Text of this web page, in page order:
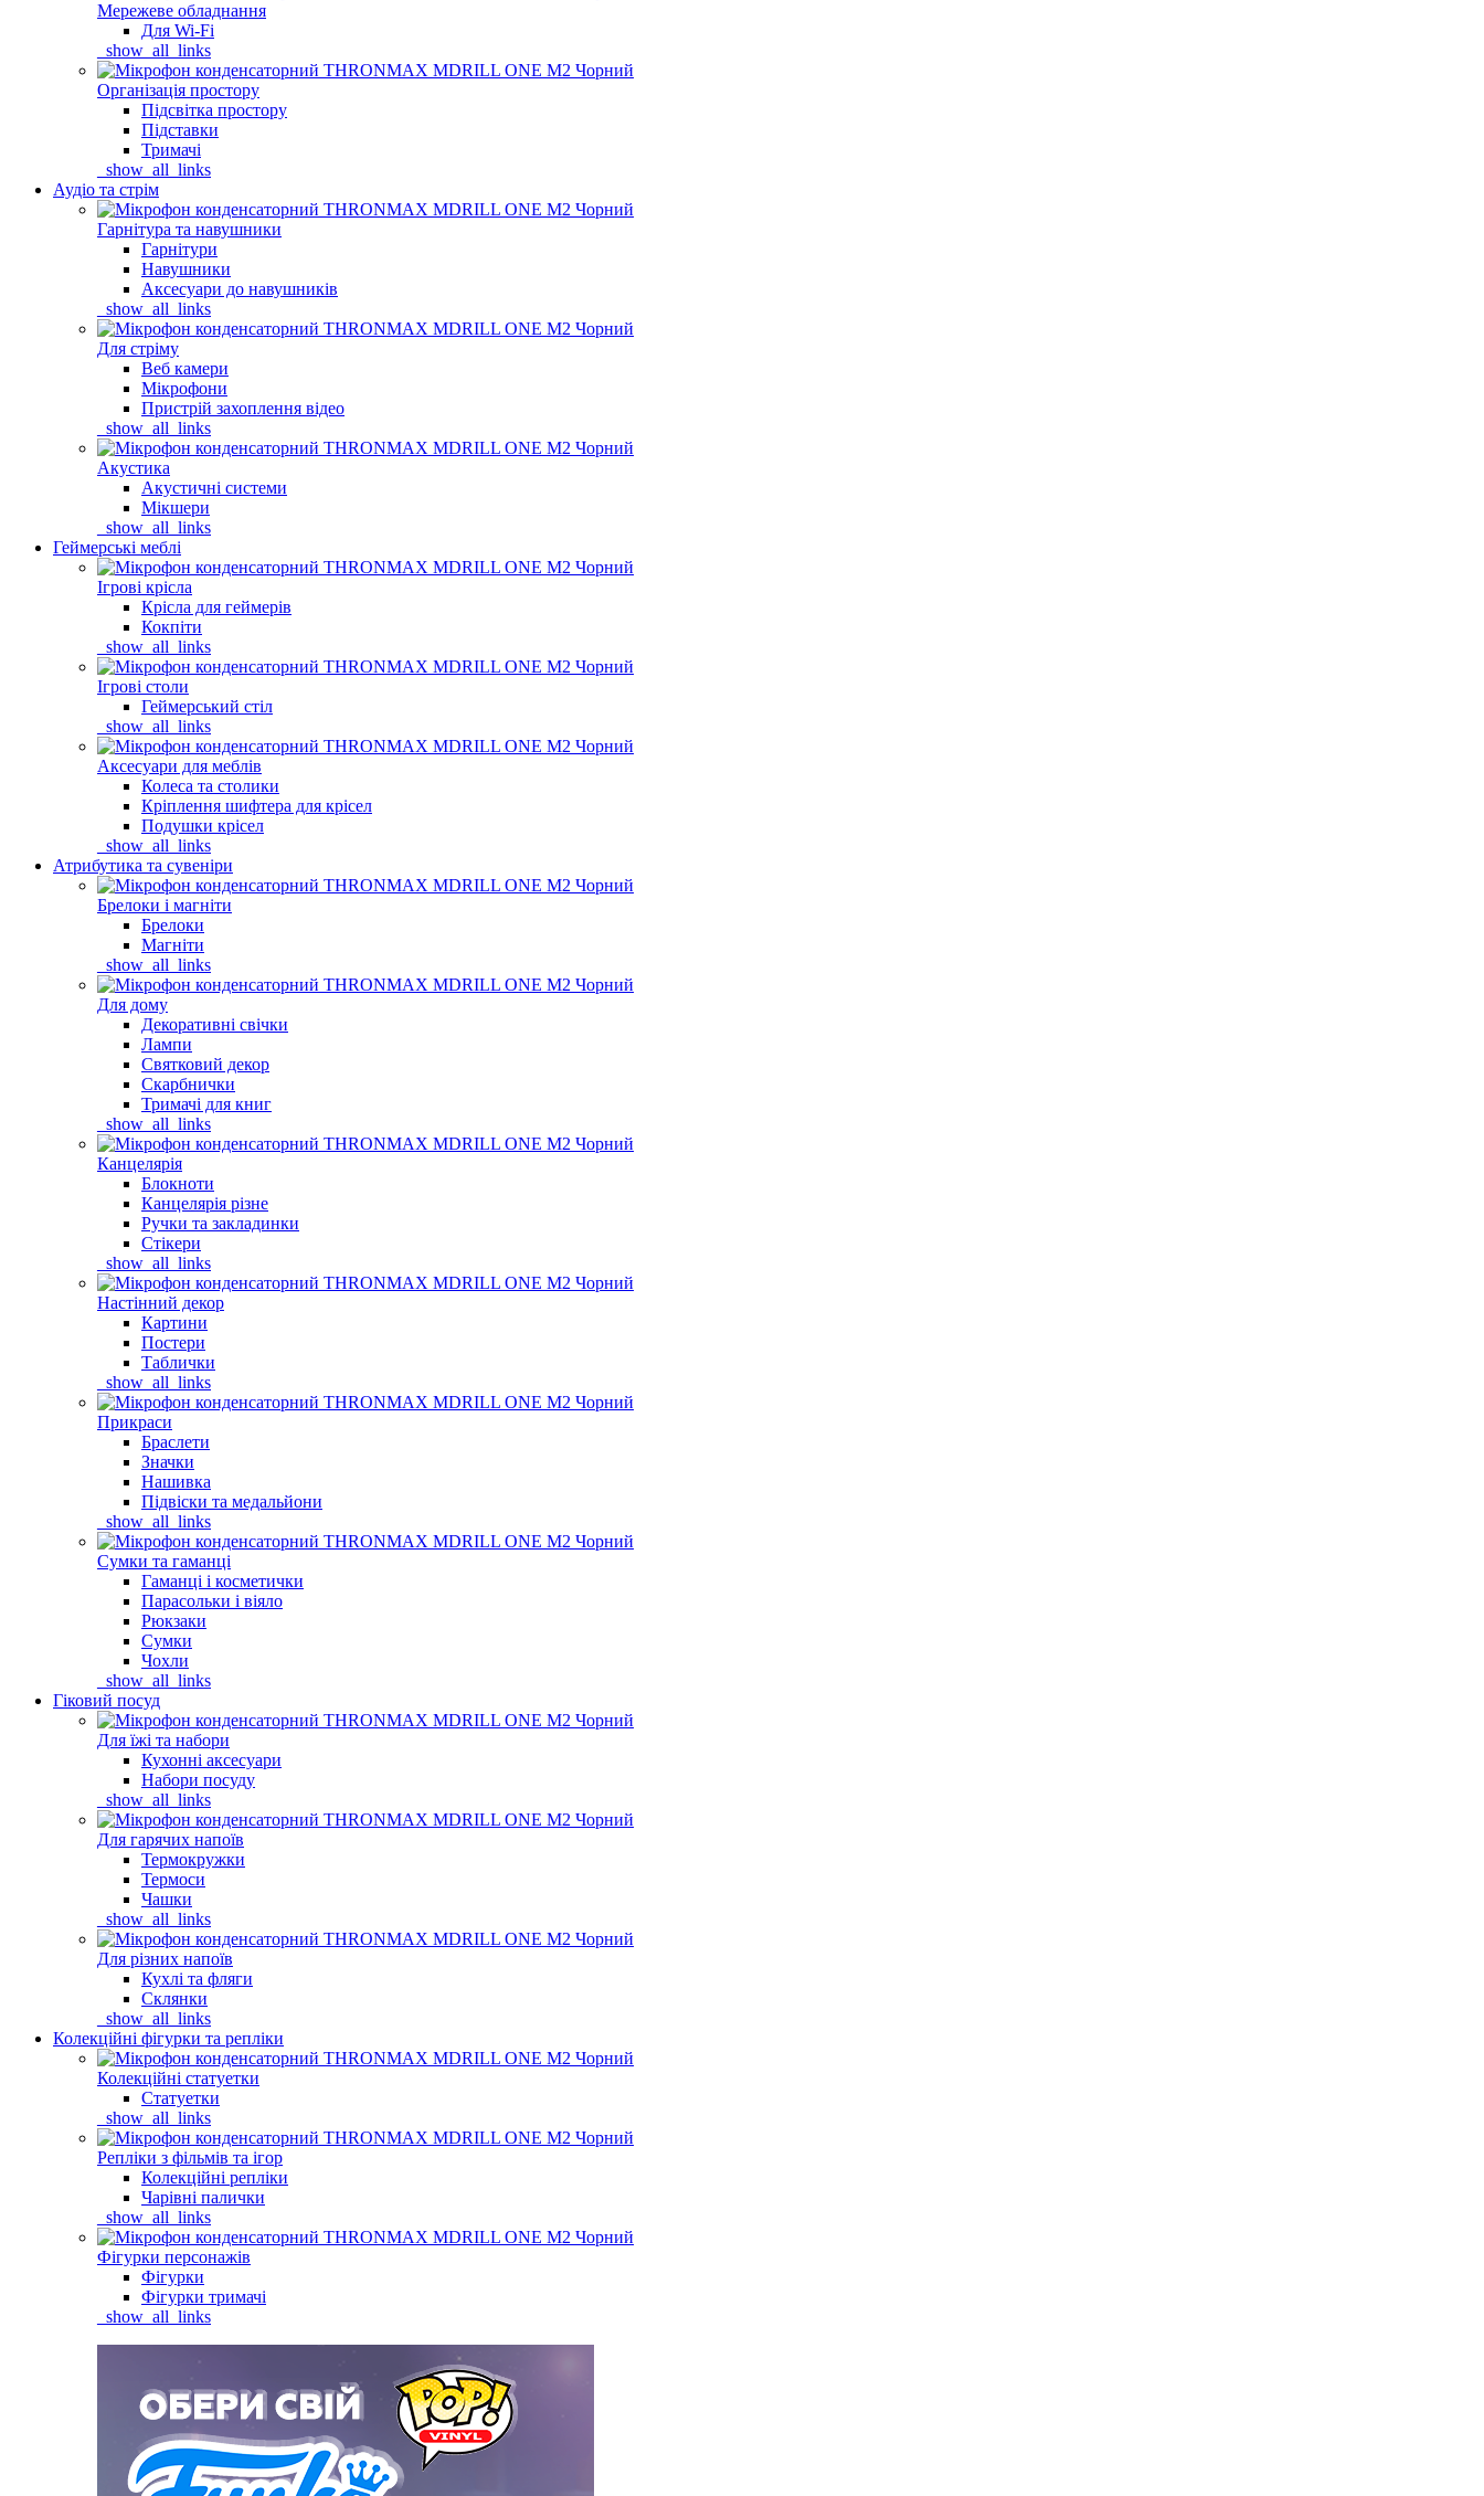
Мережеве обладнання
Для Wi-Fi
_show_all_links
Організація простору
Підсвітка простору
Підставки
Тримачі
_show_all_links
Аудіо та стрім
Гарнітура та навушники
Гарнітури
Навушники
Аксесуари до навушників
_show_all_links
Для стріму
Веб камери
Мікрофони
Пристрій захоплення відео
_show_all_links
Акустика
Акустичні системи
Мікшери
_show_all_links
Геймерські меблі
Ігрові крісла
Крісла для геймерів
Кокпіти
_show_all_links
Ігрові столи
Геймерський стіл
_show_all_links
Аксесуари для меблів
Колеса та столики
Кріплення шифтера для крісел
Подушки крісел
_show_all_links
Атрибутика та сувеніри
Брелоки і магніти
Брелоки
Магніти
_show_all_links
Для дому
Декоративні свічки
Лампи
Святковий декор
Скарбнички
Тримачі для книг
_show_all_links
Канцелярія
Блокноти
Канцелярія різне
Ручки та закладинки
Стікери
_show_all_links
Настінний декор
Картини
Постери
Таблички
_show_all_links
Прикраси
Браслети
Значки
Нашивка
Підвіски та медальйони
_show_all_links
Сумки та гаманці
Гаманці і косметички
Парасольки і віяло
Рюкзаки
Сумки
Чохли
_show_all_links
Гіковий посуд
Для їжі та набори
Кухонні аксесуари
Набори посуду
_show_all_links
Для гарячих напоїв
Термокружки
Термоси
Чашки
_show_all_links
Для різних напоїв
Кухлі та фляги
Склянки
_show_all_links
Колекційні фігурки та репліки
Колекційні статуетки
Статуетки
_show_all_links
Репліки з фільмів та ігор
Колекційні репліки
Чарівні палички
_show_all_links
Фігурки персонажів
Фігурки
Фігурки тримачі
_show_all_links